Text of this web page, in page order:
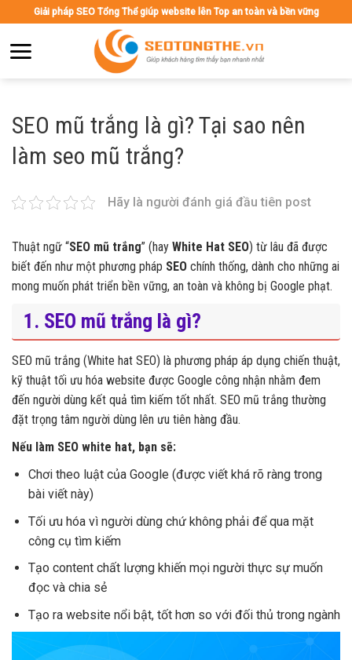
content
Giải pháp SEO Tổng Thể giúp website lên Top an toàn và bền vững
SEO mũ trắng là gì? Tại sao nên
làm seo mũ trắng?
Hãy là người đánh giá đầu tiên post
Thuật ngữ “SEO mũ trắng” (hay White Hat SEO) từ lâu đã được
biết đến như một phương pháp SEO chính thống, dành cho những ai
mong muốn phát triển bền vững, an toàn và không bị Google phạt.
1. SEO mũ trắng là gì?
SEO mũ trắng (White hat SEO) là phương pháp áp dụng chiến thuật,
kỹ thuật tối ưu hóa website được Google công nhận nhằm đem
đến người dùng kết quả tìm kiếm tốt nhất. SEO mũ trắng thường
đặt trọng tâm người dùng lên ưu tiên hàng đầu.
Nếu làm SEO white hat, bạn sẽ:
Chơi theo luật của Google (được viết khá rõ ràng trong
bài viết này)
Tối ưu hóa vì người dùng chứ không phải để qua mặt
công cụ tìm kiếm
Tạo content chất lượng khiến mọi người thực sự muốn
đọc và chia sẻ
Tạo ra website nổi bật, tốt hơn so với đối thủ trong ngành